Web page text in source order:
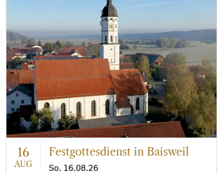
16
AUG
Festgottesdienst in Baisweil
So. 16.08.26